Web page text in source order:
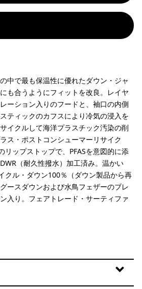
中で最も保温性に優れたダウン・ジャ
も合うようにフィットを改良。レイヤ
ーション入りのフードと、袖口の内側
ティックのカフスにより冷気の浸入を
イクルして海洋プラスチック汚染の削
ス・ポストコンシューマーリサイク
リップストップで、PFASを意図的に添
（耐久性撥水）加工済み。温かい
クル・ダウン100％（ダウン製品から再
ースダウンおよび水鳥フェザーのブレ
入り。フェアトレード・サーティファ